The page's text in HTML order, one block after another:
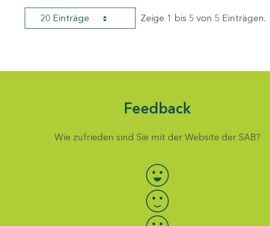
20 Einträge Zeige 1 bis 5 von 5 Einträgen.
Feedback
Wie zufrieden sind Sie mit der Website der SAB?
Bewertung auswählen